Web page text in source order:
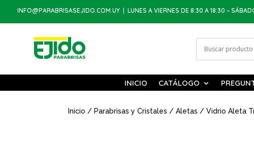
INFO@PARABRISASEJIDO.COM.UY| LUNES A VIERNES DE 8:30 A 18:30 –
INICIO CATÁLOGO
Inicio / Parabrisas y Cristales /Aletas / Vidrio Aleta